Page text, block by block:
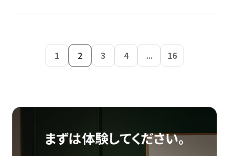
1 2 3 4 ... 16
まずは体験してください。